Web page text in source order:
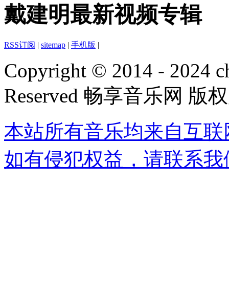
戴建明最新视频专辑
RSS订阅 | sitemap | 手机版 |
Copyright © 2014 - 2024
Reserved 畅享音乐网 版
本站所有音乐均来自互
如有侵犯权益，请联系